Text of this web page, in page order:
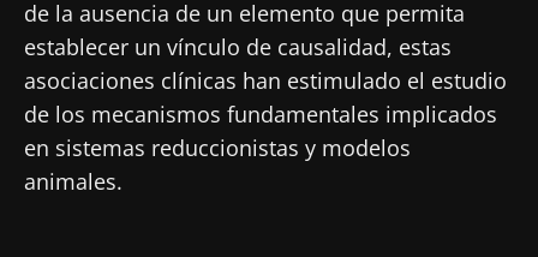
de la ausencia de un elemento que permita
establecer un vínculo de causalidad, estas
asociaciones clínicas han estimulado el estudio
de los mecanismos fundamentales implicados
en sistemas reduccionistas y modelos
animales.